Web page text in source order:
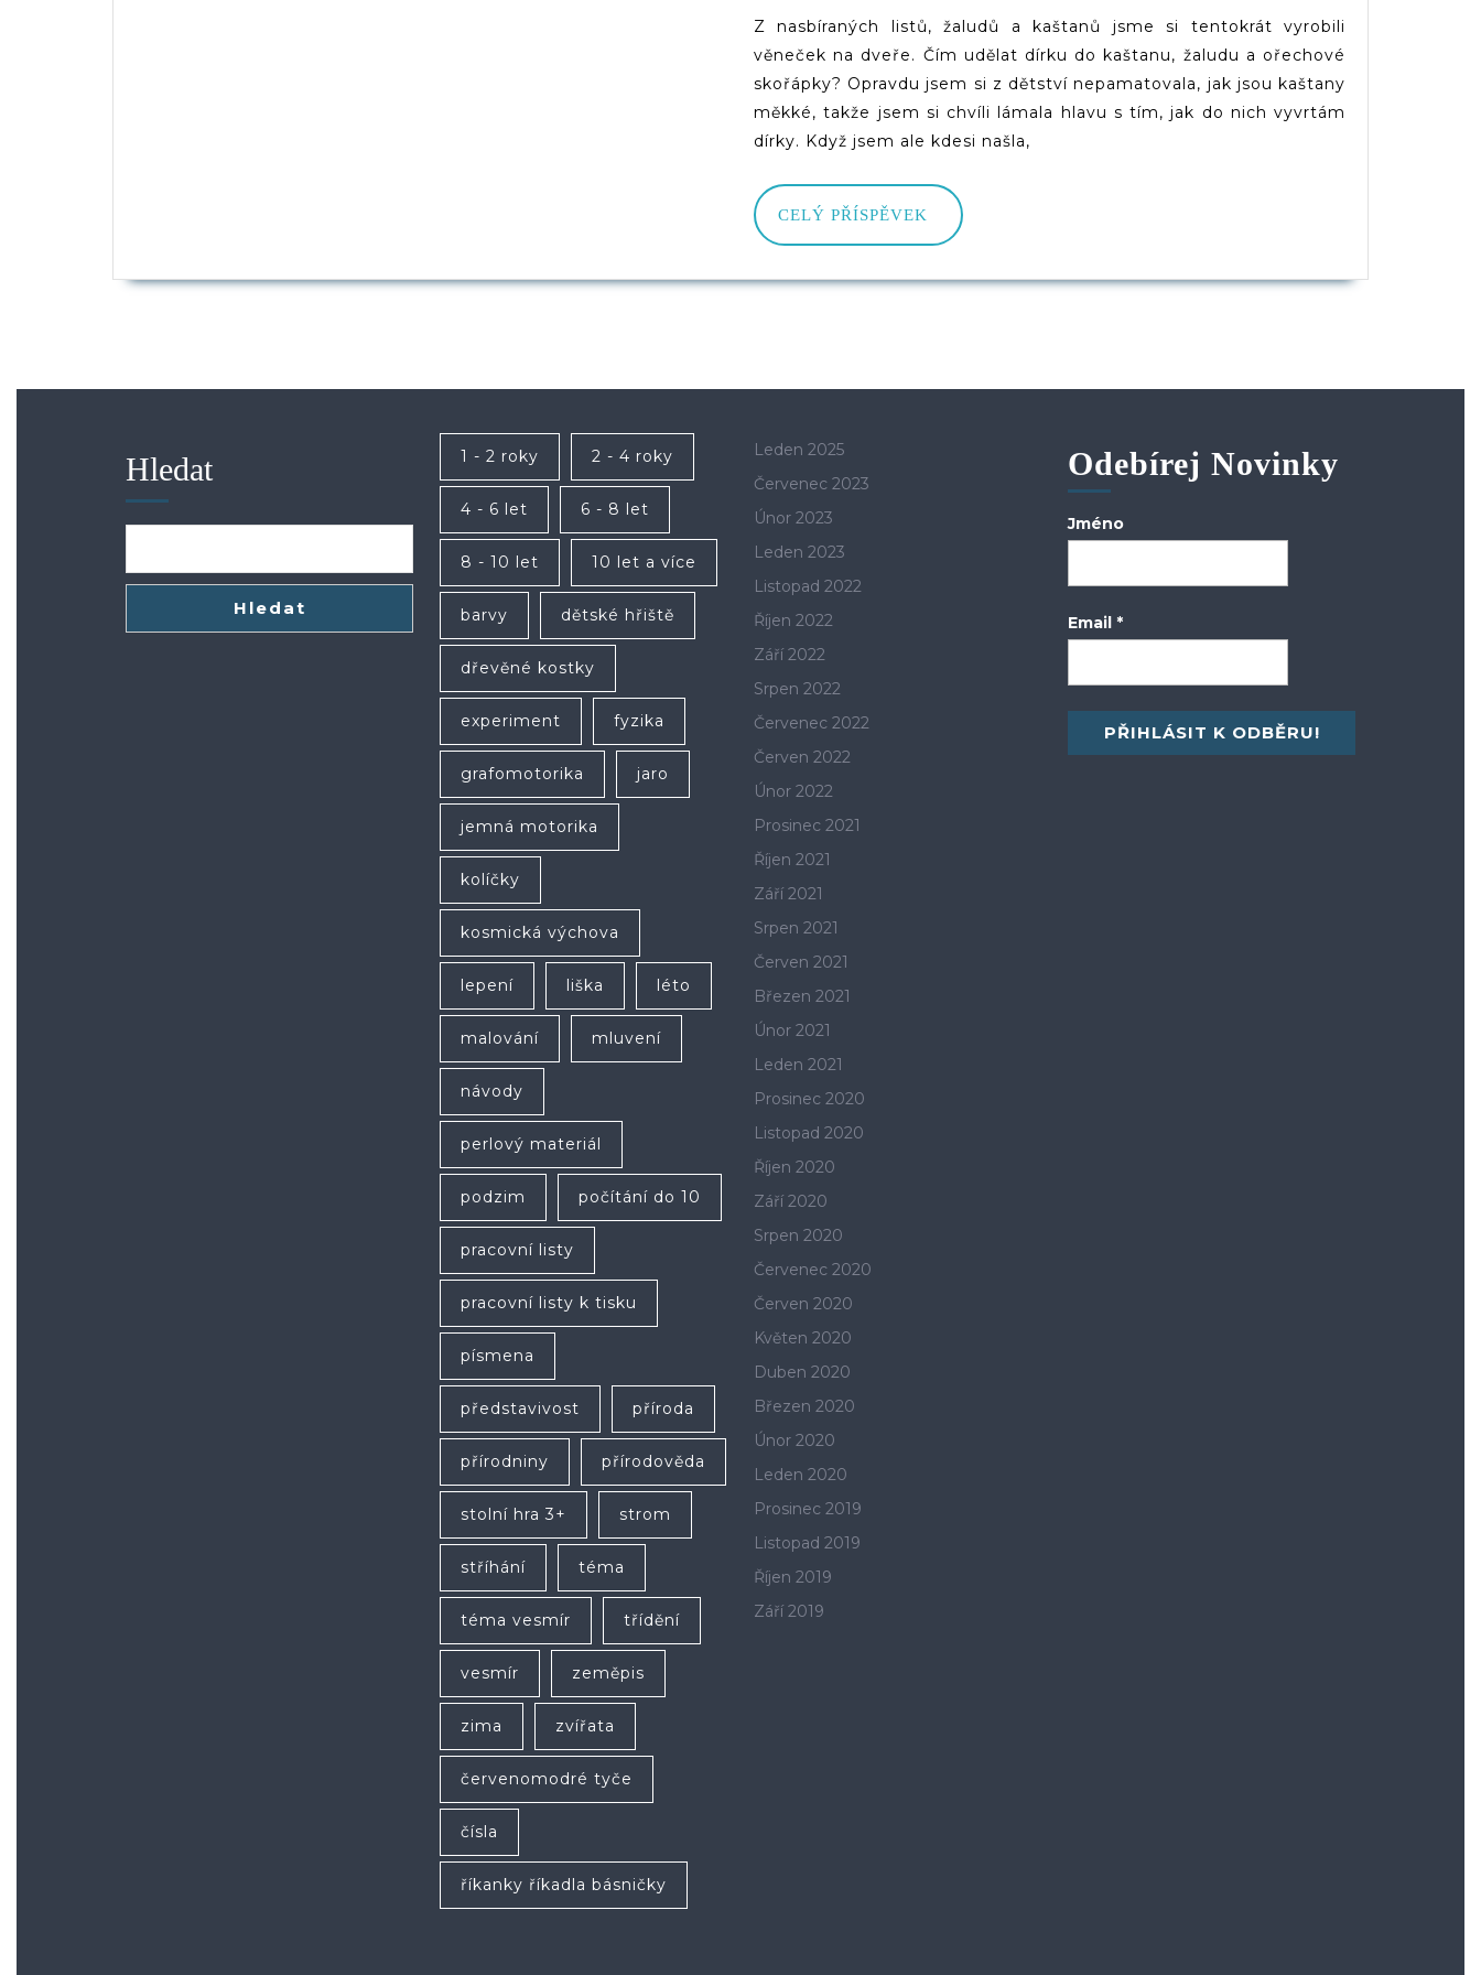
Listů,
Žaludů
A
Z nasbíraných listů, žaludů a kaštanů jsme si tentokrát vyrobili
věneček na dveře. Čím udělat dírku do kaštanu, žaludu a ořechové
skořápky? Opravdu jsem si z dětství nepamatovala, jak jsou kaštany
měkké, takže jsem si chvíli lámala hlavu s tím, jak do nich vyvrtám
dírky. Když jsem ale kdesi našla,
CELÝ PŘÍSPĚVEK
CELÝ
PŘÍSPĚVEK
Hledat
Hledat
1 - 2 roky 2 - 4 roky
4 - 6 let 6 - 8 let
8 - 10 let 10 let a více
barvy dětské hřiště
dřevěné kostky
experiment fyzika
grafomotorika jaro
jemná motorika
kolíčky
kosmická výchova
lepení liška léto
malování mluvení
návody
perlový materiál
podzim počítání do 10
pracovní listy
pracovní listy k tisku
písmena
představivost příroda
přírodniny přírodověda
stolní hra 3+ strom
stříhání téma
téma vesmír třídění
vesmír zeměpis
zima zvířata
červenomodré tyče
čísla
říkanky říkadla básničky
Leden 2025
Červenec 2023
Únor 2023
Leden 2023
Listopad 2022
Říjen 2022
Září 2022
Srpen 2022
Červenec 2022
Červen 2022
Únor 2022
Prosinec 2021
Říjen 2021
Září 2021
Srpen 2021
Červen 2021
Březen 2021
Únor 2021
Leden 2021
Prosinec 2020
Listopad 2020
Říjen 2020
Září 2020
Srpen 2020
Červenec 2020
Červen 2020
Květen 2020
Duben 2020
Březen 2020
Únor 2020
Leden 2020
Prosinec 2019
Listopad 2019
Říjen 2019
Září 2019
Odebírej Novinky
Jméno
Email *